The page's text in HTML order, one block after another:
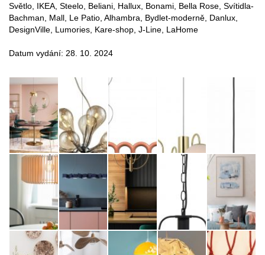
Světlo, IKEA, Steelo, Beliani, Hallux, Bonami, Bella Rose, Svítidla-
Bachman, Mall, Le Patio, Alhambra, Bydlet-moderně, Danlux,
DesignVille, Lumories, Kare-shop, J-Line, LaHome
Datum vydání: 28. 10. 2024